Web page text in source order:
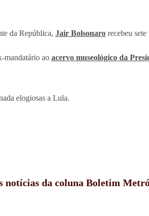
da República, Jair Bolsonaro recebeu
mandatário ao acervo museológico da
elogiosas a Lula.
notícias da coluna Boletim